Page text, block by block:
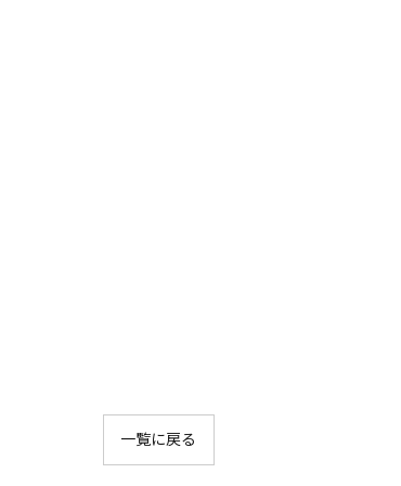
一覧に戻る